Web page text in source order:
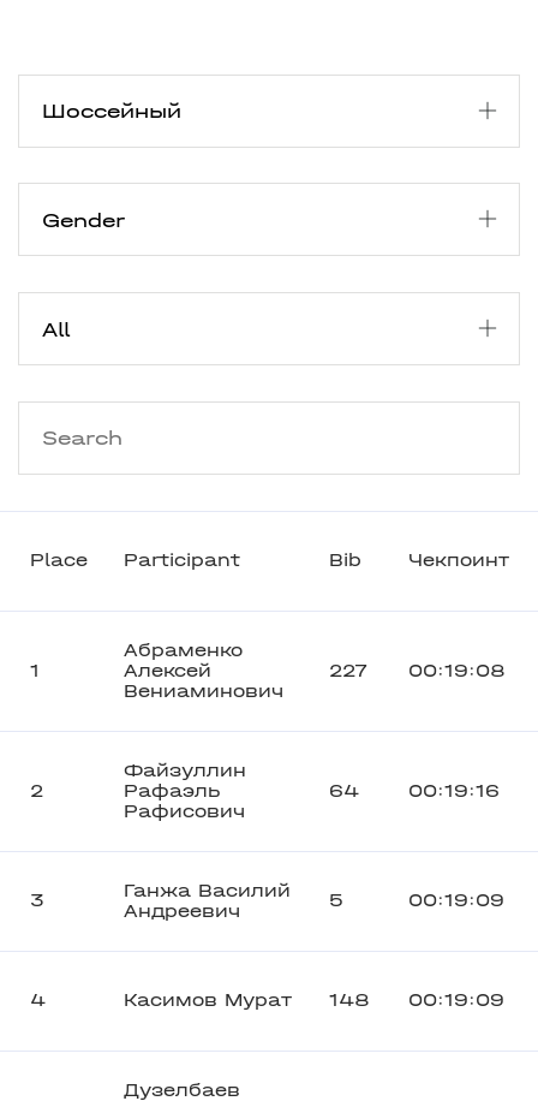
Place Participant Bib Чекпоинт
1
Абраменко
Алексей
Вениаминович
227 00:19:08
2
Файзуллин
Рафаэль
Рафисович
64 00:19:16
3
Ганжа Василий
Андреевич
5 00:19:09
4 Касимов Мурат 148 00:19:09
Дузелбаев